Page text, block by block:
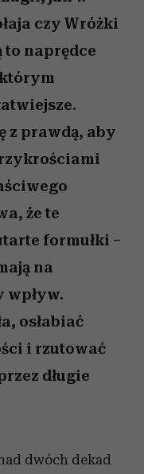
czy Wróżki
to naprędce
z prawdą, aby
że te
formułki –
na
wpływ.
osłabiać
i rzutować
długie
dwóch dekad